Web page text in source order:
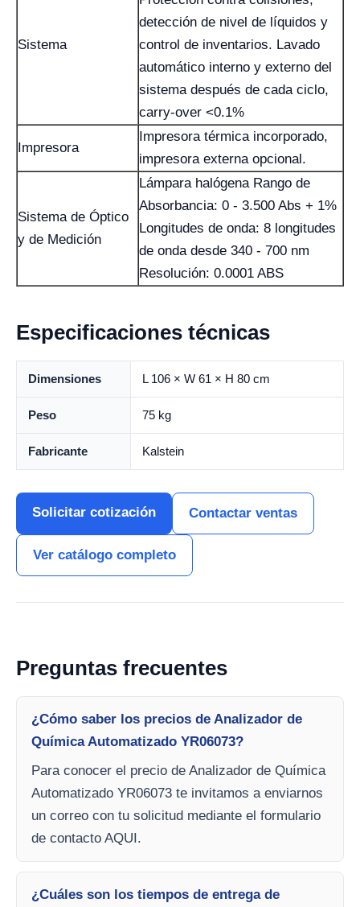
Sistema
detección de nivel de líquidos y
control de inventarios. Lavado
automático interno y externo del
sistema después de cada ciclo,
carry-over <0.1%
Impresora
Impresora térmica incorporado,
impresora externa opcional.
Sistema de Óptico
y de Medición
Lámpara halógena Rango de
Absorbancia: 0 - 3.500 Abs + 1%
Longitudes de onda: 8 longitudes
de onda desde 340 - 700 nm
Resolución: 0.0001 ABS
Especificaciones técnicas
Dimensiones L 106 × W 61 × H 80 cm
Peso 75 kg
Fabricante Kalstein
Solicitar cotización Contactar ventas
Ver catálogo completo
Preguntas frecuentes
¿Cómo saber los precios de Analizador de
Química Automatizado YR06073?
Para conocer el precio de Analizador de Química
Automatizado YR06073 te invitamos a enviarnos
un correo con tu solicitud mediante el formulario
de contacto AQUI.
¿Cuáles son los tiempos de entrega de